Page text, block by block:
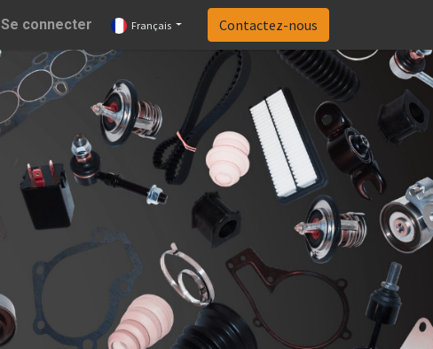
Se connecter Français Contactez-nous